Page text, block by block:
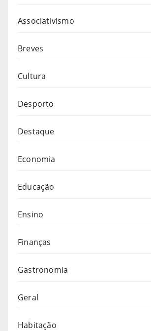
Associativismo
Breves
Cultura
Desporto
Destaque
Economia
Educação
Ensino
Finanças
Gastronomia
Geral
Habitação